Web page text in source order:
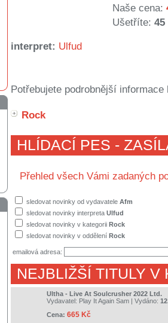
Naše cena:
Ušetříte: 45
interpret: Ulfud
Potřebujete podrobnější
Rock
HLÍDACÍ PES -
Přehled všech Vámi zadaných
sledovat novinky od vydavatele Afm
sledovat novinky interpreta Ulfud
sledovat novinky v kategorii Rock
sledovat novinky v oddělení Rock
emailová adresa:
NEJBLIŽŠÍ TITULY V
Ultha - Live At Soulcrusher 2022 Ltd.
Vydavatel: Play It Again Sam | Vydáno:
Cena: 665 Kč